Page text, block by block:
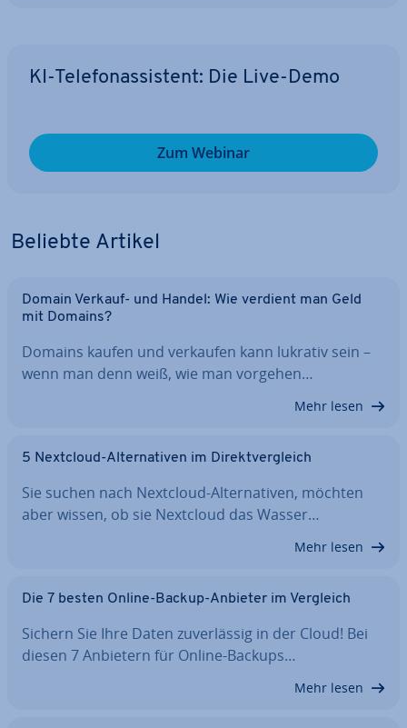
KI-Te­le­fon­as­sis­tent: Die Live-Demo
Zum Webinar
Beliebte Artikel
Domain Verkauf- und Handel: Wie verdient man Geld
mit Domains?
Domains kaufen und verkaufen kann lukrativ sein –
wenn man denn weiß, wie man vorgehen…
Mehr lesen
5 Nextcloud-Al­ter­na­ti­ven im Di­rekt­ver­gleich
Sie suchen nach Nextcloud-Al­ter­na­ti­ven, möchten
aber wissen, ob sie Nextcloud das Wasser…
Mehr lesen
Die 7 besten Online-Backup-Anbieter im Vergleich
Sichern Sie Ihre Daten zu­ver­läs­sig in der Cloud! Bei
diesen 7 Anbietern für Online-Backups…
Mehr lesen